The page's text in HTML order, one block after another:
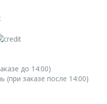
до 14:00)
(при заказе после 14:00)